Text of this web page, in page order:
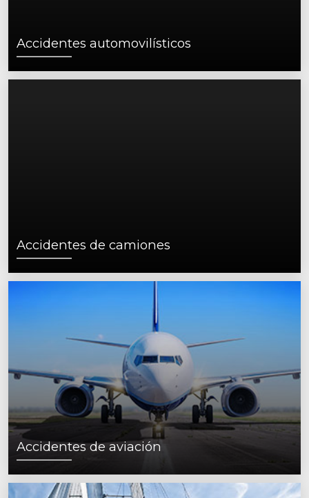
Accidentes automovilísticos
Accidentes de camiones
Accidentes de aviación